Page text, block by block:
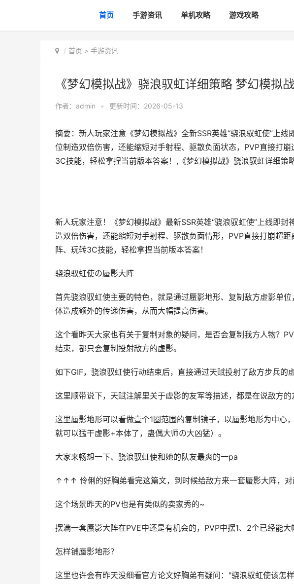
首页 手游资讯 单机攻略 游戏攻略
首页 > 手游资讯
《梦幻模拟战》骁浪驭虹详细策略 梦幻模拟
作者： admin • 更新时间：2026-05-13
摘要：新人玩家注意《梦幻模拟战》全新SSR英雄“骁浪驭虹使”上
位制造双倍伤害，还能缩短对手射程、驱散负面状态，PVP直接打
3C技能，轻松拿捏当前版本答案！,《梦幻模拟战》骁浪驭虹详细策
新人玩家注意！《梦幻模拟战》最新SSR英雄“骁浪驭虹使”上线即
造双倍伤害，还能缩短对手射程、驱散负面情形，PVP直接打崩超
阵、玩转3C技能，轻松拿捏当前版本答案！
骁浪驭虹使の蜃影大阵
首先骁浪驭虹使主要的特色，就是通过蜃影地形、复制敌方虚影单
体造成额外的传递伤害，从而大幅提高伤害。
这个看昨天大家也有关于复制对象的疑问，是否会复制我方人物？
结束，都只会复制投射敌方的虚影。
如下GIF，骁浪驭虹使行动结束后，直接通过天赋投射了敌方步兵的
这里顺带说下，天赋注解里关于虚影的友军等描述，都是在说敌方
这里蜃影地形可以看做壹个1圈范围的复制镜子，以蜃影地形为中心
就可以猛干虚影+本体了，蛊偶大师の大凶猛）。
大家来畅想一下、骁浪驭虹使和她的队友最爽的一pa
↑↑↑ 伶俐的好胸弟看完这篇文，到时候给敌方来一套蜃影大阵，对
这个场景昨天的PV也是有类似的卖家秀的~
摆满一套蜃影大阵在PVE中还是有机会的，PVP中摆1、2个已经能
怎样铺蜃影地形？
这里也许会有昨天没细看官方论文好胸弟有疑问："骁浪驭虹使该怎